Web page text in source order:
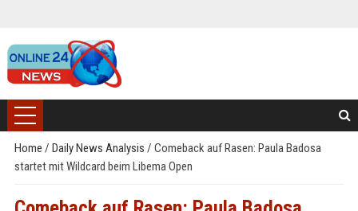
Home / Daily News Analysis / Comeback auf Rasen: Paula Badosa
startet mit Wildcard beim Libema Open